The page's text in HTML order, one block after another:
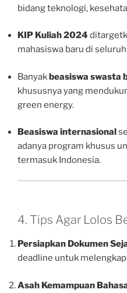
bidang teknologi,
KIP Kuliah 2024
mahasiswa baru di
Banyakbeasiswa swasta
khususnya yang
green energy.
Beasiswa internasional
adanya program khusus
termasuk Indonesia.
4. Tips Agar Lolos
Persiapkan Dokumen
deadline untuk
Asah Kemampuan